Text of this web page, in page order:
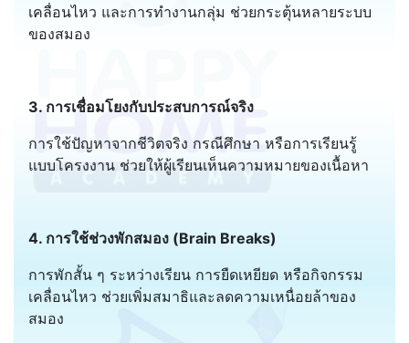
เคลื่อนไหว และการทำงานกลุ่ม ช่วยกระตุ้นหลายระบบ
ของสมอง
3. การเชื่อมโยงกับประสบการณ์จริง
การใช้ปัญหาจากชีวิตจริง กรณีศึกษา หรือการเรียนรู้
แบบโครงงาน ช่วยให้ผู้เรียนเห็นความหมายของเนื้อหา
4. การใช้ช่วงพักสมอง (Brain Breaks)
การพักสั้น ๆ ระหว่างเรียน การยืดเหยียด หรือกิจกรรม
เคลื่อนไหว ช่วยเพิ่มสมาธิและลดความเหนื่อยล้าของ
สมอง